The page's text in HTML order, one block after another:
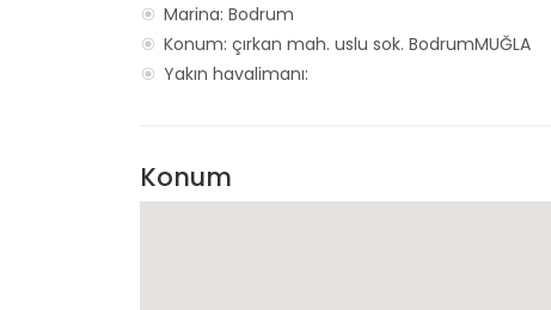
Marina: Bodrum
Konum: çırkan mah. uslu sok. BodrumMUĞLA
Yakın havalimanı:
Konum